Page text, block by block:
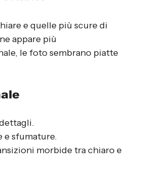
e quelle più scure di
appare più
le foto sembrano piatte
e sfumature.
morbide tra chiaro e